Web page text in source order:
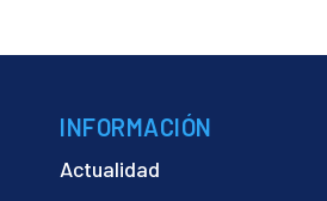
INFORMACIÓN
Actualidad